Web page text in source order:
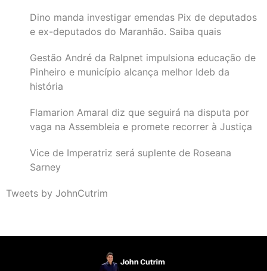
Dino manda investigar emendas Pix de deputados
e ex-deputados do Maranhão. Saiba quais
Gestão André da Ralpnet impulsiona educação de
Pinheiro e município alcança melhor Ideb da
história
Flamarion Amaral diz que seguirá na disputa por
vaga na Assembleia e promete recorrer à Justiça
Vice de Imperatriz será suplente de Roseana
Sarney
Tweets by JohnCutrim